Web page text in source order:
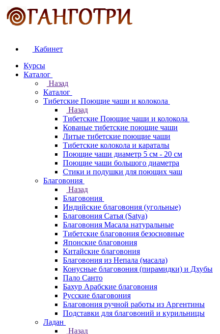
Кабинет
Курсы
Каталог
Назад
Каталог
Тибетские Поющие чаши и колокола
Назад
Тибетские Поющие чаши и колокола
Кованые тибетские поющие чаши
Литые тибетские поющие чаши
Тибетские колокола и караталы
Поющие чаши диаметр 5 см - 20 см
Поющие чаши большого диаметра
Стики и подушки для поющих чаш
Благовония
Назад
Благовония
Индийские благовония (угольные)
Благовония Сатья (Satya)
Благовония Масала натуральные
Тибетские благовония безосновные
Японские благовония
Китайские благовония
Благовония из Непала (масала)
Конусные благовония (пирамидки) и Дхубы
Пало Санто
Бахур Арабские благовония
Русские благовония
Благовония ручной работы из Аргентины
Подставки для благовоний и курильницы
Ладан
Назад